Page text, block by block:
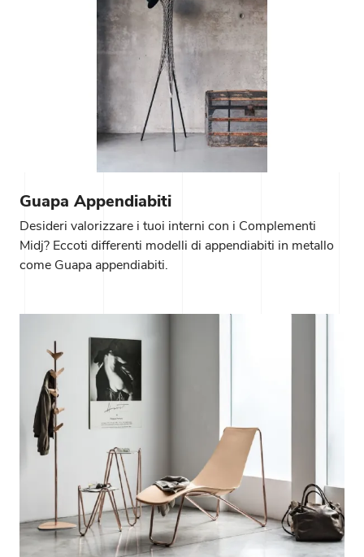
Guapa Appendiabiti
Desideri valorizzare i tuoi interni con i Complementi
Midj? Eccoti differenti modelli di appendiabiti in metallo
come Guapa appendiabiti.